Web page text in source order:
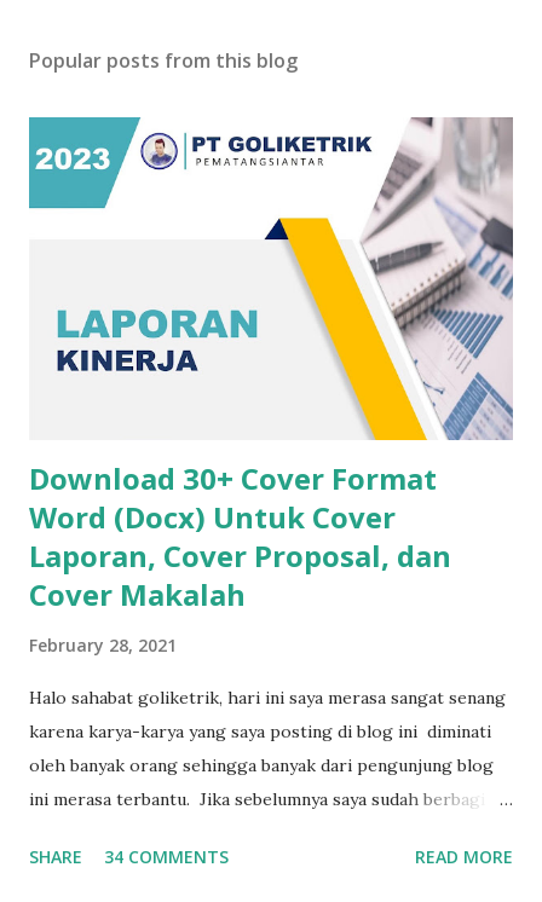
Popular posts from this blog
Download 30+ Cover Format
Word (Docx) Untuk Cover
Laporan, Cover Proposal, dan
Cover Makalah
February 28, 2021
Halo sahabat goliketrik, hari ini saya merasa sangat senang
karena karya-karya yang saya posting di blog ini diminati
oleh banyak orang sehingga banyak dari pengunjung blog
ini merasa terbantu. Jika sebelumnya saya sudah berbagi 3
Curriculum Vitae (CV) hari ini saya akan berbagi 30+
SHARE 34 COMMENTS READ MORE